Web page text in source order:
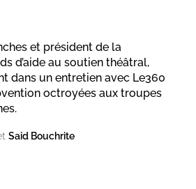
et président de la
d’aide au soutien théâtral,
dans un entretien avec Le360
octroyées aux troupes
Said Bouchrite